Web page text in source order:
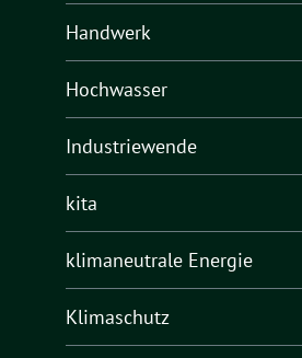
Handwerk
Hochwasser
Industriewende
kita
klimaneutrale Energie
Klimaschutz